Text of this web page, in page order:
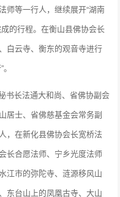
师等一行人，继续展开“湖南
的行程。在衡山县佛协会长
白云寺、衡东的观音寺进行
书长法通大和尚、省佛协副会
居士、省佛慈基金会常务副
，在新化县佛协会长宽桥法
长合愿法师、宁乡光度法师
江市的弥陀寺、涟源移风山
东台山上的凤凰古寺、大山